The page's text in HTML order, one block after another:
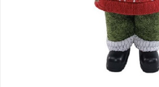
Articole pentru Casa si Curatenie
Baloane si Accesorii Absolvire
Baloane si Accesorii Halloween
Kendama Rubber Grip V3 Cupe
Kendama Silken V3 King Size
Kendama Super Sticky V2 Cupe